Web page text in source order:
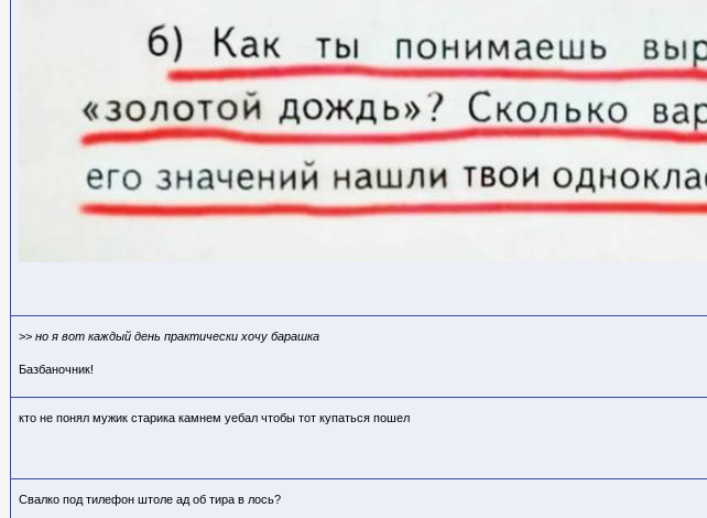
>> но я вот каждый день практически хочу барашка
Базбаночник!
кто не понял мужик старика камнем уебал чтобы тот купаться пошел
Свалко под тилефон штоле ад об тира в лось?